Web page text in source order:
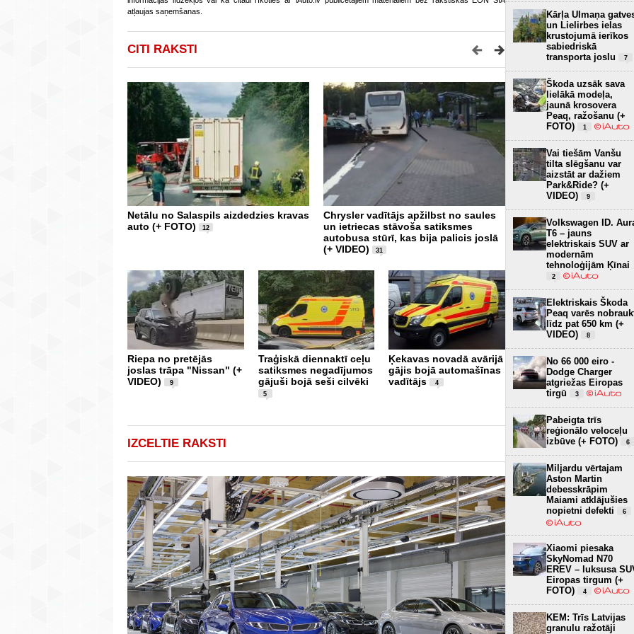
atļaujas saņemšanas.
CITI RAKSTI
Netālu no Salaspils aizdedzies kravas
auto (+ FOTO)
12
Chrysler vadītājs apžilbst no saules
un ietriecas stāvoša satiksmes
autobusa stūrī, kas bija palicis joslā
(+ VIDEO)
31
Riepa no pretējās
joslas trāpa "Nissan" (+
VIDEO)
9
Traģiskā diennaktī ceļu
satiksmes negadījumos
gājuši bojā seši cilvēki
5
Ķekavas novadā avārijā
gājis bojā automašīnas
vadītājs
4
Pēc iebraukšanas upē miris
velosipēdists
1
Šorīt (1.07.2026) notika
ceļu satiksmes
negadījums starp
motociklu un busiņu uz
Vanšu tilta (+ VIDEO)
IZCELTIE RAKSTI
Kārļa Ulmaņa
un Lielirbes ielas
krustojumā ierīkos
sabiedriskā
transporta joslu
7
Škoda uzsāk sava
lielākā modeļa,
jaunā krosovera
Peaq, ražošanu (+
FOTO)
1
Vai tiešām Vanšu
tilta slēgšanu var
aizstāt ar dažiem
Park&Ride? (+
VIDEO)
9
Volkswagen ID.
T6 – jauns
elektriskais SUV ar
modernām
tehnoloģijām Ķīnai
2
Elektriskais Škoda
Peaq varēs
līdz pat 650 km (+
VIDEO)
8
No 66 000 eiro -
Dodge Charger
atgriežas Eiropas
tirgū
3
Pabeigta trīs
reģionālo veloceļu
izbūve (+ FOTO)
6
Miljardu vērtajam
Aston Martin
debesskrāpim
Maiami atklājušies
nopietni defekti
6
Xiaomi piesaka
SkyNomad N70
EREV – luksusa
Eiropas tirgum (+
FOTO)
4
KEM: Trīs Latvijas
granulu ražotāji